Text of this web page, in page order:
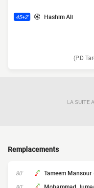
45+2' Hashim Ali
(P.D
LA SUITE
Remplacements
80' Tameem Mansour
80'